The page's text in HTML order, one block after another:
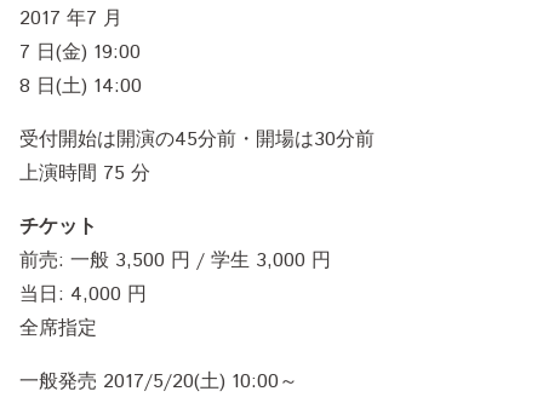
2017 年7 月
7 日(金) 19:00
8 日(土) 14:00
受付開始は開演の45分前・開場は30分前
上演時間 75 分
チケット
前売: 一般 3,500 円 / 学生 3,000 円
当日: 4,000 円
全席指定
一般発売 2017/5/20(土) 10:00～